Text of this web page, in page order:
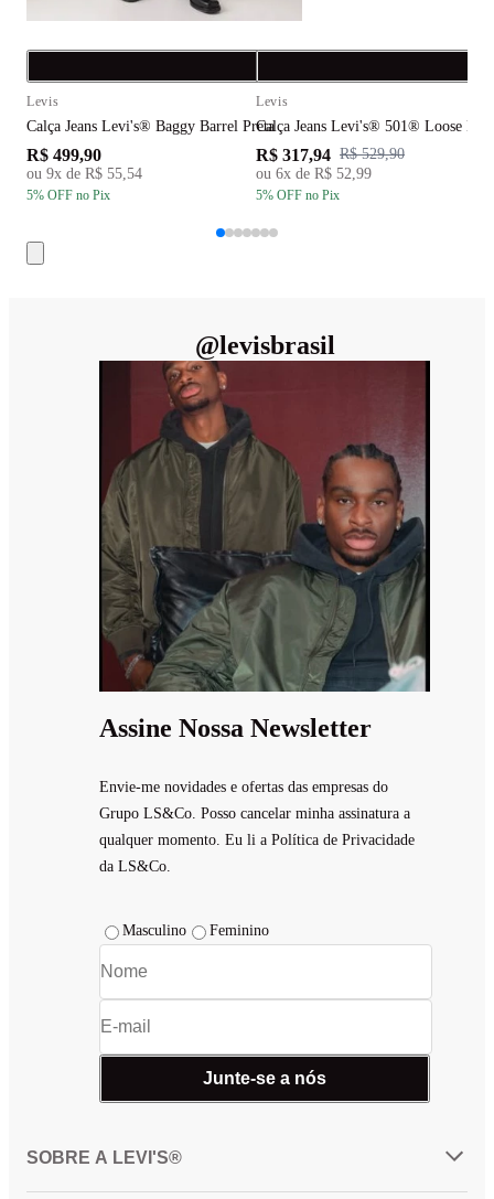
Levis
Calça Jeans Levi's® Baggy Barrel Preta
R$ 499,90
ou 9x de R$ 55,54
5% OFF no Pix
Levis
Calça Jeans Levi's® 501® Loose
R$ 317,94 R$ 529,90
ou 6x de R$ 52,99
5% OFF no Pix
@levisbrasil
Assine Nossa Newsletter
Envie-me novidades e ofertas das empresas do
Grupo LS&Co. Posso cancelar minha assinatura a
qualquer momento. Eu li a Política de Privacidade
da LS&Co.
Masculino Feminino
Junte-se a nós
SOBRE A LEVI'S®